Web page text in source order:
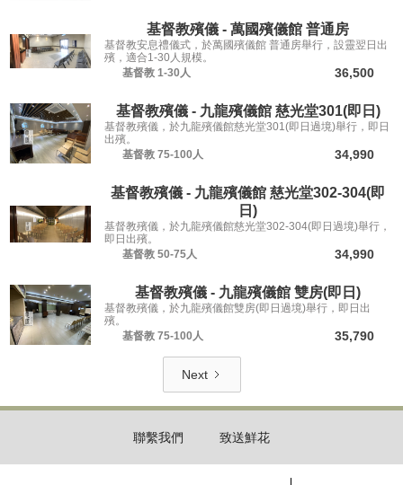
基督教殯儀 - 萬國殯儀館 普通房
基督教安息禮儀式，於萬國殯儀館 普通房舉行，設靈翌日出
殯，適合1-30人規模。
基督教 1-30人 36,500
基督教殯儀 - 九龍殯儀館 慈光堂301(即日)
基督教殯儀，於九龍殯儀館慈光堂301(即日過境)舉行，即日
出殯。
基督教 75-100人 34,990
基督教殯儀 - 九龍殯儀館 慈光堂302-304(即
日)
基督教殯儀，於九龍殯儀館慈光堂302-304(即日過境)舉行，
即日出殯。
基督教 50-75人 34,990
基督教殯儀 - 九龍殯儀館 雙房(即日)
基督教殯儀，於九龍殯儀館雙房(即日過境)舉行，即日出
殯。
基督教 75-100人 35,790
Next
聯繫我們 致送鮮花